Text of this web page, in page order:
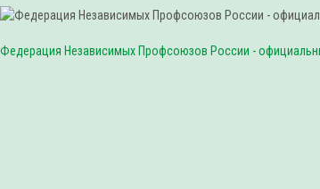
Федерация Независимых Профсоюзов России -